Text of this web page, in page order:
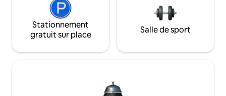
Stationnement
gratuit sur place
Salle de sport